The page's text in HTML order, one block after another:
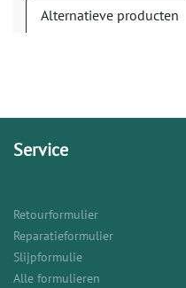
Alternatieve producten
Service
Retourformulier
Reparatieformulier
Slijpformulie
Alle formulieren